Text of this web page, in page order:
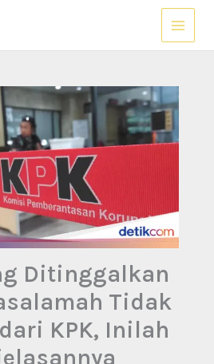
Ditinggalkan
Tidak
KPK, Inilah